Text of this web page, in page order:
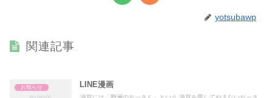
yotsubawp
関連記事
お知らせ LINE漫画